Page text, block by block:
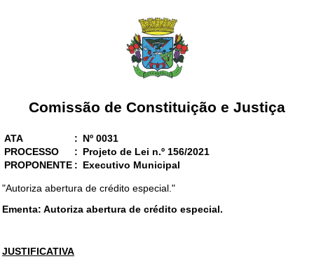
Comissão de Constituição e Justiça
ATA : Nº 0031
PROCESSO
: Projeto de Lei n.º 156/2021
PROPONENTE : Executivo Municipal
"Autoriza abertura de crédito especial."
Ementa: Autoriza abertura de crédito especial.
JUSTIFICATIVA